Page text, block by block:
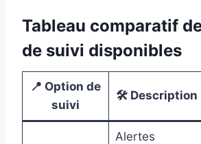
Tableau comparatif
de suivi disponibles
📍 Option de
suivi
🛠️ Description
Alertes